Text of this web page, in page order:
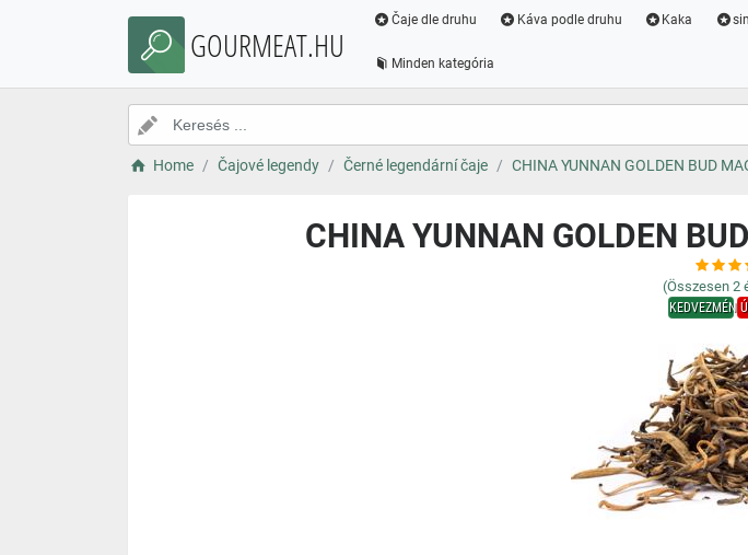
GOURMEAT.HU
Čaje dle druhu Káva podle druhu Kaka
Minden kategória
Home Čajové legendy Černé legendární čaje CHINA YUNNAN GOLDEN BUD
CHINA YUNNAN GOLDEN
(Összesen 2
KEDVEZMÉNY